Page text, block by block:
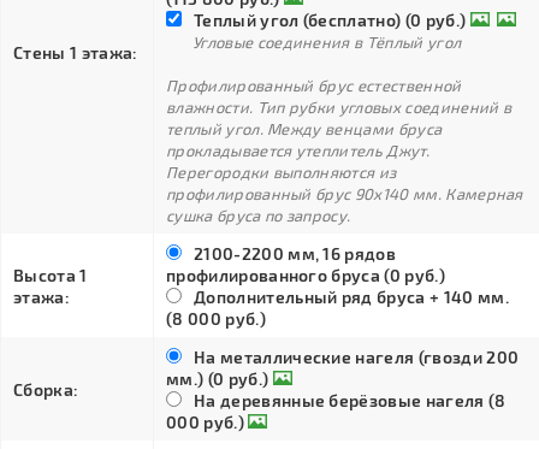
Стены 1 этажа:
Теплый угол (бесплатно) (0 руб.)
Угловые соединения в Тёплый угол
Профилированный брус естественной
влажности. Тип рубки угловых соединений в
теплый угол. Между венцами бруса
прокладывается утеплитель Джут.
Перегородки выполняются из
профилированный брус 90х140 мм. Камерная
сушка бруса по запросу.
Высота 1
этажа:
2100-2200 мм, 16 рядов
профилированного бруса (0 руб.)
Дополнительный ряд бруса + 140 мм.
(8 000 руб.)
Сборка:
На металлические нагеля (гвозди 200
мм.) (0 руб.)
На деревянные берёзовые нагеля (8
000 руб.)